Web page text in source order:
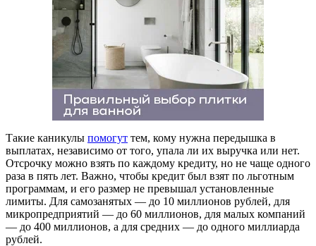
Такие каникулы помогут тем, кому нужна передышка в
выплатах, независимо от того, упала ли их выручка или нет.
Отсрочку можно взять по каждому кредиту, но не чаще одного
раза в пять лет. Важно, чтобы кредит был взят по льготным
программам, и его размер не превышал установленные
лимиты. Для самозанятых — до 10 миллионов рублей, для
микропредприятий — до 60 миллионов, для малых компаний
— до 400 миллионов, а для средних — до одного миллиарда
рублей.